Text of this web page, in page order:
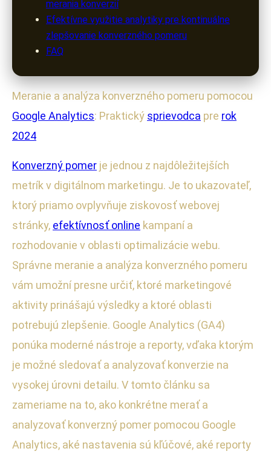
merania konverzií
Efektívne využitie analytiky pre kontinuálne
zlepšovanie konverzného pomeru
FAQ
Meranie a analýza konverzného pomeru pomocou
Google Analytics: Praktický sprievodca pre rok
2024
Konverzný pomer je jednou z najdôležitejších
metrík v digitálnom marketingu. Je to ukazovateľ,
ktorý priamo ovplyvňuje ziskovosť webovej
stránky, efektívnosť online kampaní a
rozhodovanie v oblasti optimalizácie webu.
Správne meranie a analýza konverzného pomeru
vám umožní presne určiť, ktoré marketingové
aktivity prinášajú výsledky a ktoré oblasti
potrebujú zlepšenie. Google Analytics (GA4)
ponúka moderné nástroje a reporty, vďaka ktorým
je možné sledovať a analyzovať konverzie na
vysokej úrovni detailu. V tomto článku sa
zameriame na to, ako konkrétne merať a
analyzovať konverzný pomer pomocou Google
Analytics, aké nastavenia sú kľúčové, aké reporty